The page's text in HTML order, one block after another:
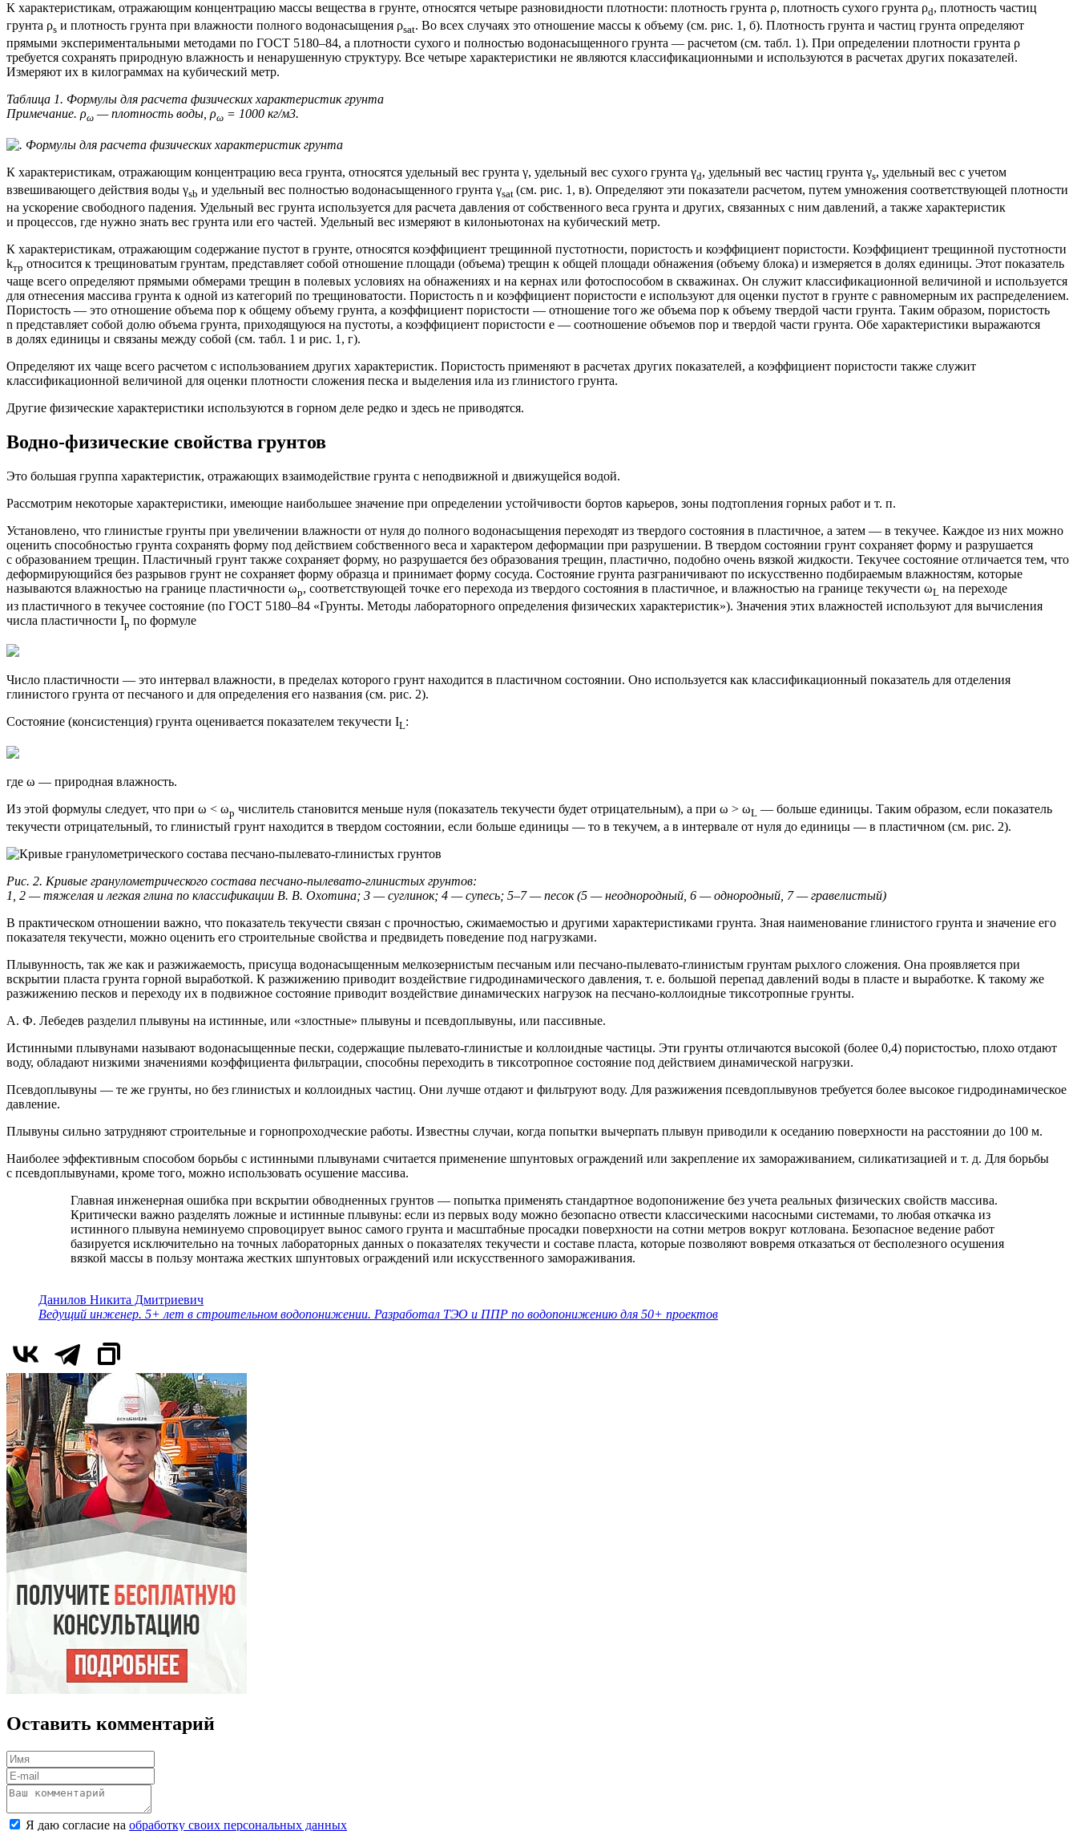
К характеристикам, отражающим концентрацию массы вещества в грунте, относятся четыре разновидности плотности: плотность грунта ρ, плотность сухого грунта ρd, плотность частиц
грунта ρs и плотность грунта при влажности полного водонасыщения ρsat. Во всех случаях это отношение массы к объему (см. рис. 1, б). Плотность грунта и частиц грунта определяют
прямыми экспериментальными методами по ГОСТ 5180–84, а плотности сухого и полностью водонасыщенного грунта — расчетом (см. табл. 1). При определении плотности грунта ρ
требуется сохранять природную влажность и ненарушенную структуру. Все четыре характеристики не являются классификационными и используются в расчетах других показателей.
Измеряют их в килограммах на кубический метр.
Таблица 1. Формулы для расчета физических характеристик грунта
Примечание. ρω — плотность воды, ρω = 1000 кг/м3.
К характеристикам, отражающим концентрацию веса грунта, относятся удельный вес грунта γ, удельный вес сухого грунта γd, удельный вес частиц грунта γs, удельный вес с учетом
взвешивающего действия воды γsb и удельный вес полностью водонасыщенного грунта γsat (см. рис. 1, в). Определяют эти показатели расчетом, путем умножения соответствующей плотности
на ускорение свободного падения. Удельный вес грунта используется для расчета давления от собственного веса грунта и других, связанных с ним давлений, а также характеристик
и процессов, где нужно знать вес грунта или его частей. Удельный вес измеряют в килоньютонах на кубический метр.
К характеристикам, отражающим содержание пустот в грунте, относятся коэффициент трещинной пустотности, пористость и коэффициент пористости. Коэффициент трещинной пустотности
kтр относится к трещиноватым грунтам, представляет собой отношение площади (объема) трещин к общей площади обнажения (объему блока) и измеряется в долях единицы. Этот показатель
чаще всего определяют прямыми обмерами трещин в полевых условиях на обнажениях и на кернах или фотоспособом в скважинах. Он служит классификационной величиной и используется
для отнесения массива грунта к одной из категорий по трещиноватости. Пористость n и коэффициент пористости e используют для оценки пустот в грунте с равномерным их распределением.
Пористость — это отношение объема пор к общему объему грунта, а коэффициент пористости — отношение того же объема пор к объему твердой части грунта. Таким образом, пористость
n представляет собой долю объема грунта, приходящуюся на пустоты, а коэффициент пористости e — соотношение объемов пор и твердой части грунта. Обе характеристики выражаются
в долях единицы и связаны между собой (см. табл. 1 и рис. 1, г).
Определяют их чаще всего расчетом с использованием других характеристик. Пористость применяют в расчетах других показателей, а коэффициент пористости также служит
классификационной величиной для оценки плотности сложения песка и выделения ила из глинистого грунта.
Другие физические характеристики используются в горном деле редко и здесь не приводятся.
Водно-физические свойства грунтов
Это большая группа характеристик, отражающих взаимодействие грунта с неподвижной и движущейся водой.
Рассмотрим некоторые характеристики, имеющие наибольшее значение при определении устойчивости бортов карьеров, зоны подтопления горных работ и т. п.
Установлено, что глинистые грунты при увеличении влажности от нуля до полного водонасыщения переходят из твердого состояния в пластичное, а затем — в текучее. Каждое из них можно
оценить способностью грунта сохранять форму под действием собственного веса и характером деформации при разрушении. В твердом состоянии грунт сохраняет форму и разрушается
с образованием трещин. Пластичный грунт также сохраняет форму, но разрушается без образования трещин, пластично, подобно очень вязкой жидкости. Текучее состояние отличается тем, что
деформирующийся без разрывов грунт не сохраняет форму образца и принимает форму сосуда. Cостояние грунта разграничивают по искусственно подбираемым влажностям, которые
называются влажностью на границе пластичности ωp, соответствующей точке его перехода из твердого состояния в пластичное, и влажностью на границе текучести ωL на переходе
из пластичного в текучее состояние (по ГОСТ 5180–84 «Грунты. Методы лабораторного определения физических характеристик»). Значения этих влажностей используют для вычисления
числа пластичности Ip по формуле
Число пластичности — это интервал влажности, в пределах которого грунт находится в пластичном состоянии. Оно используется как классификационный показатель для отделения
глинистого грунта от песчаного и для определения его названия (см. рис. 2).
Состояние (консистенция) грунта оценивается показателем текучести IL:
где ω — природная влажность.
Из этой формулы следует, что при ω < ωp числитель становится меньше нуля (показатель текучести будет отрицательным), а при ω > ωL — больше единицы. Таким образом, если показатель
текучести отрицательный, то глинистый грунт находится в твердом состоянии, если больше единицы — то в текучем, а в интервале от нуля до единицы — в пластичном (см. рис. 2).
Рис. 2. Кривые гранулометрического состава песчано-пылевато-глинистых грунтов:
1, 2 — тяжелая и легкая глина по классификации В. В. Охотина; 3 — суглинок; 4 — супесь; 5–7 — песок (5 — неоднородный, 6 — однородный, 7 — гравелистый)
В практическом отношении важно, что показатель текучести связан с прочностью, сжимаемостью и другими характеристиками грунта. Зная наименование глинистого грунта и значение его
показателя текучести, можно оценить его строительные свойства и предвидеть поведение под нагрузками.
Плывунность, так же как и разжижаемость, присуща водонасыщенным мелкозернистым песчаным или песчано-пылевато-глинистым грунтам рыхлого сложения. Она проявляется при
вскрытии пласта грунта горной выработкой. К разжижению приводит воздействие гидродинамического давления, т. е. большой перепад давлений воды в пласте и выработке. К такому же
разжижению песков и переходу их в подвижное состояние приводит воздействие динамических нагрузок на песчано-коллоидные тиксотропные грунты.
А. Ф. Лебедев разделил плывуны на истинные, или «злостные» плывуны и псевдоплывуны, или пассивные.
Истинными плывунами называют водонасыщенные пески, содержащие пылевато-глинистые и коллоидные частицы. Эти грунты отличаются высокой (более 0,4) пористостью, плохо отдают
воду, обладают низкими значениями коэффициента фильтрации, способны переходить в тиксотропное состояние под действием динамической нагрузки.
Псевдоплывуны — те же грунты, но без глинистых и коллоидных частиц. Они лучше отдают и фильтруют воду. Для разжижения псевдоплывунов требуется более высокое гидродинамическое
давление.
Плывуны сильно затрудняют строительные и горнопроходческие работы. Известны случаи, когда попытки вычерпать плывун приводили к оседанию поверхности на расстоянии до 100 м.
Наиболее эффективным способом борьбы с истинными плывунами считается применение шпунтовых ограждений или закрепление их замораживанием, силикатизацией и т. д. Для борьбы
с псевдоплывунами, кроме того, можно использовать осушение массива.
Главная инженерная ошибка при вскрытии обводненных грунтов — попытка применять стандартное водопонижение без учета реальных физических свойств массива.
Критически важно разделять ложные и истинные плывуны: если из первых воду можно безопасно отвести классическими насосными системами, то любая откачка из
истинного плывуна неминуемо спровоцирует вынос самого грунта и масштабные просадки поверхности на сотни метров вокруг котлована. Безопасное ведение работ
базируется исключительно на точных лабораторных данных о показателях текучести и составе пласта, которые позволяют вовремя отказаться от бесполезного осушения
вязкой массы в пользу монтажа жестких шпунтовых ограждений или искусственного замораживания.
Данилов Никита Дмитриевич
Ведущий инженер. 5+ лет в строительном водопонижении. Разработал ТЭО и ППР по водопонижению для 50+ проектов
Оставить комментарий
Я даю согласие на обработку своих персональных данных